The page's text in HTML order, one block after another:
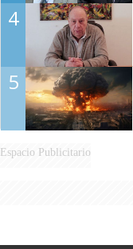
4
5
Espacio Publicitario